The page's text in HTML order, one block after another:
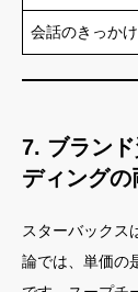
会話のきっかけ
7. ブラン
ディングの
スターバックス
論では、単価の